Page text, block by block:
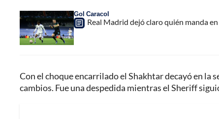
Gol Caracol
Real Madrid dejó claro quién manda
Con el choque encarrilado el Shakhtar decayó en
cambios. Fue una despedida mientras el Sheriff